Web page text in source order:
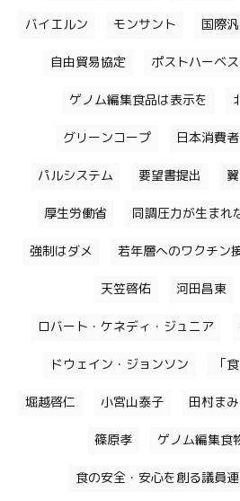
バイエルン モンサント 国際
自由貿易協定 ポストハーベ
ゲノム編集食品は表示を
グリーンコープ 日本消費
パルシステム 要望書提出
厚生労働省 同調圧力が生まれ
強制はダメ 若年層へのワクチン
天笠啓佑 河田昌東
ロバート・ケネディ・ジュニア
ドウェイン・ジョンソン 「
堀越啓仁 小宮山泰子 田村まみ
篠原孝 ゲノム編集食
食の安全・安心を創る議員